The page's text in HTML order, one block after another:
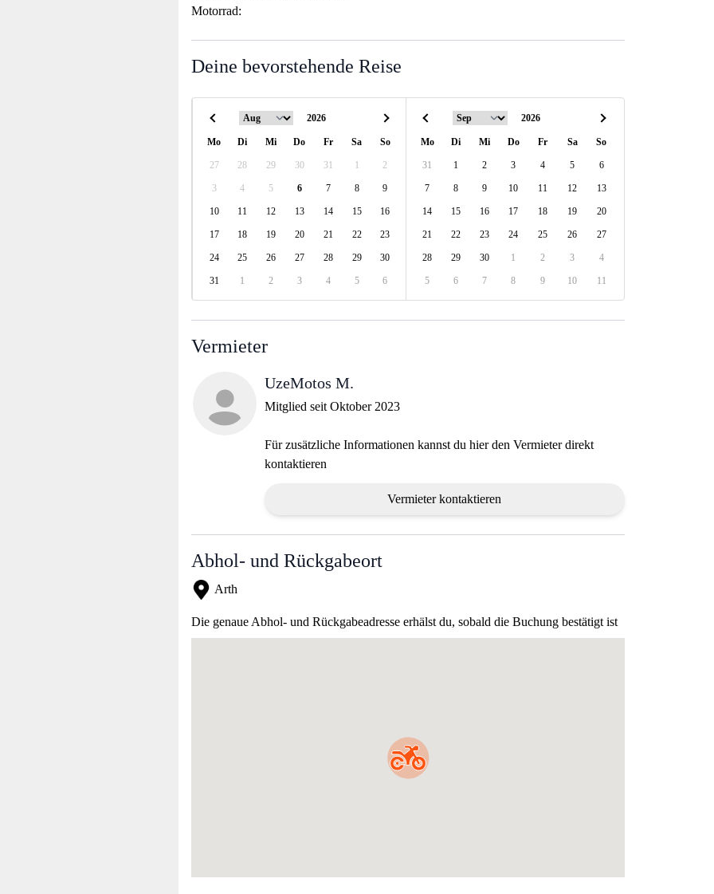
Motorrad:
Deine bevorstehende Reise
Mo Di Mi Do Fr Sa So
27 28 29 30 31 1 2
3 4 5 6 7 8 9
10 11 12 13 14 15 16
17 18 19 20 21 22 23
24 25 26 27 28 29 30
31 1 2 3 4 5 6
Mo Di Mi Do Fr Sa So
31 1 2 3 4 5 6
7 8 9 10 11 12 13
14 15 16 17 18 19 20
21 22 23 24 25 26 27
28 29 30 1 2 3 4
5 6 7 8 9 10 11
Vermieter
UzeMotos M.
Mitglied seit Oktober 2023
Für zusätzliche Informationen kannst du hier den Vermieter direkt
kontaktieren
Vermieter kontaktieren
Abhol- und Rückgabeort
Arth
Die genaue Abhol- und Rückgabeadresse erhälst du, sobald die Buchung bestätigt ist